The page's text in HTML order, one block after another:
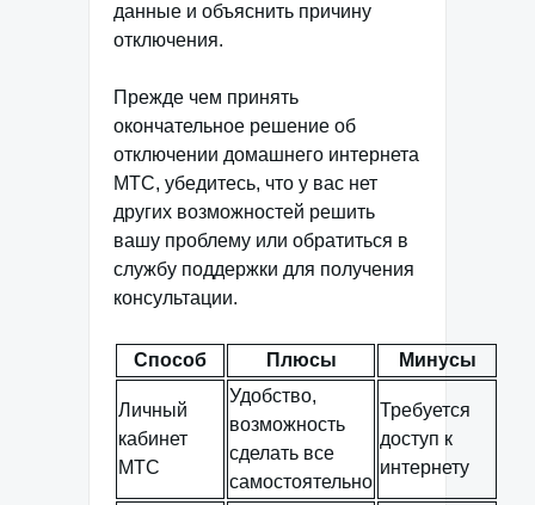
данные и объяснить причину
отключения.
Прежде чем принять
окончательное решение об
отключении домашнего интернета
МТС, убедитесь, что у вас нет
других возможностей решить
вашу проблему или обратиться в
службу поддержки для получения
консультации.
Способ Плюсы Минусы
Личный
кабинет
МТС
Удобство,
возможность
сделать все
самостоятельно
Требуется
доступ к
интернету